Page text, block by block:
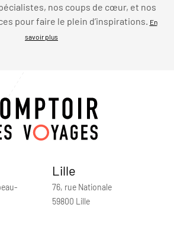
nos coups de cœur, et nos
pour faire le plein d’inspirations.
En
savoir plus
Lille
76, rue Nationale
59800 Lille